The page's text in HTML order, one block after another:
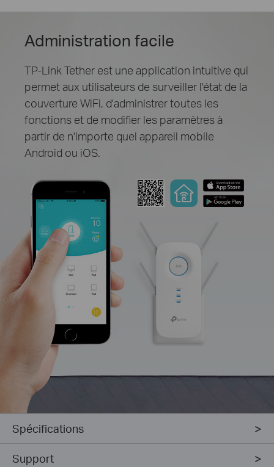
Administration facile
TP-Link Tether est une application intuitive qui
permet aux utilisateurs de surveiller l'état de la
couverture WiFi, d'administrer toutes les
fonctions et de modifier les paramètres à
partir de n'importe quel appareil mobile
Android ou iOS.
Spécifications
Support